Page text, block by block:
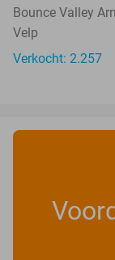
Bounce Valley
Velp
Verkocht: 2.257